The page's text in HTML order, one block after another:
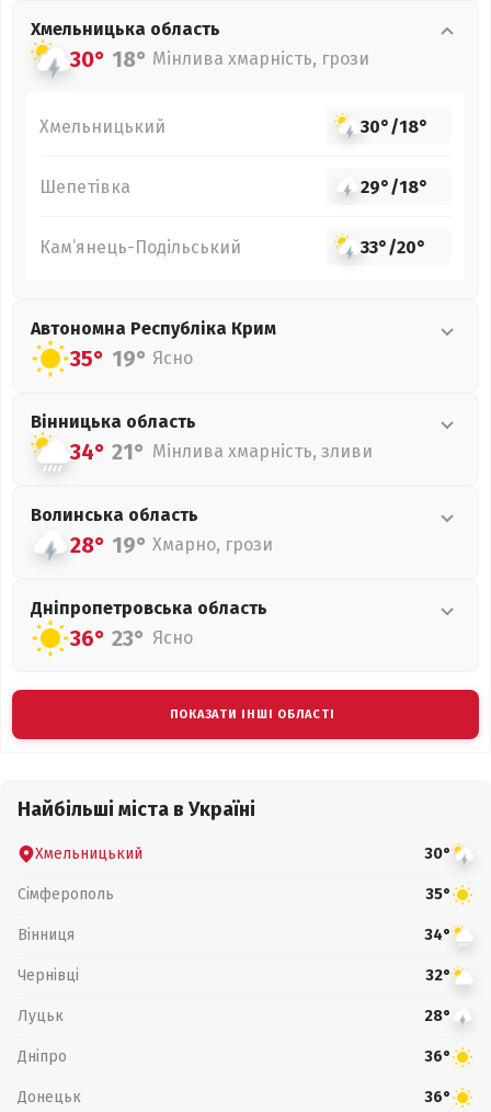
Хмельницька область
30° 18° Мінлива хмарність, грози
Хмельницький 30°/18°
Шепетівка 29°/18°
Кам’янець-Подільський 33°/20°
Автономна Республіка Крим
35° 19° Ясно
Вінницька область
34° 21° Мінлива хмарність, зливи
Волинська область
28° 19° Хмарно, грози
Дніпропетровська область
36° 23° Ясно
ПОКАЗАТИ ІНШІ ОБЛАСТІ
Найбільші міста в Україні
Хмельницький 30°
Сімферополь 35°
Вінниця 34°
Чернівці 32°
Луцьк 28°
Дніпро 36°
Донецьк 36°